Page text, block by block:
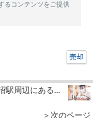
るコンテンツをご提供
売却
駅周辺にある...
＞次のページ